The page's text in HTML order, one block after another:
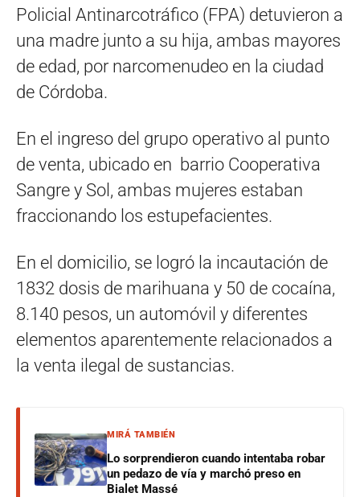
Policial Antinarcotráfico (FPA) detuvieron a
una madre junto a su hija, ambas mayores
de edad, por narcomenudeo en la ciudad
de Córdoba.
En el ingreso del grupo operativo al punto
de venta, ubicado en barrio Cooperativa
Sangre y Sol, ambas mujeres estaban
fraccionando los estupefacientes.
En el domicilio, se logró la incautación de
1832 dosis de marihuana y 50 de cocaína,
8.140 pesos, un automóvil y diferentes
elementos aparentemente relacionados a
la venta ilegal de sustancias.
MIRÁ TAMBIÉN
Lo sorprendieron cuando intentaba robar
un pedazo de vía y marchó preso en
Bialet Massé